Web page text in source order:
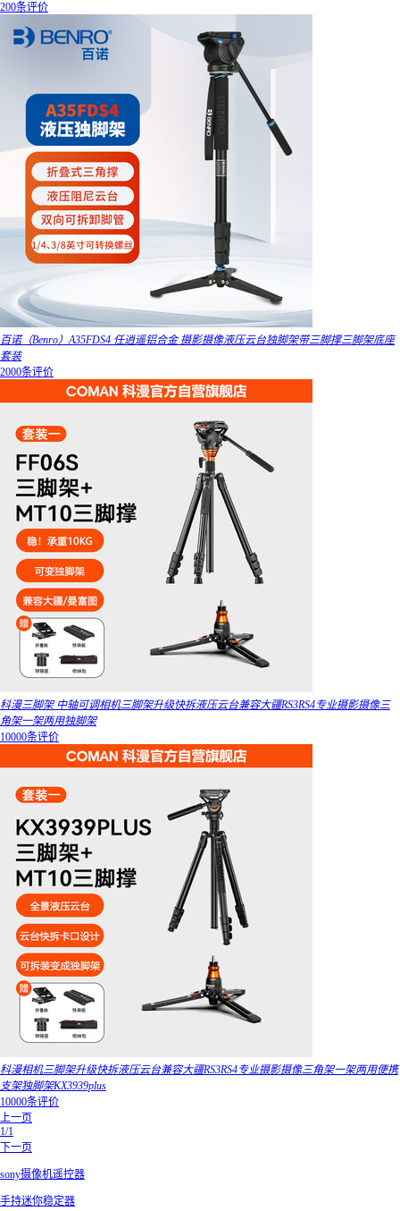
200条评价
百诺（Benro）A35FDS4 任逍遥铝合金 摄影摄像液压云台独脚架带三脚撑三脚架底座
套装
2000条评价
科漫三脚架 中轴可调相机三脚架升级快拆液压云台兼容大疆RS3RS4专业摄影摄像三
角架一架两用独脚架
10000条评价
科漫相机三脚架升级快拆液压云台兼容大疆RS3RS4专业摄影摄像三角架一架两用便携
支架独脚架KX3939plus
10000条评价
上一页
1/1
下一页
sony摄像机遥控器
手持迷你稳定器